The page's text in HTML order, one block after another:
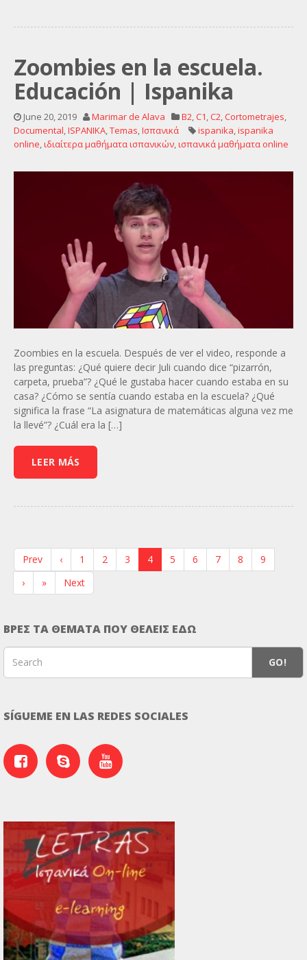
Zoombies en la escuela.
Educación | Ispanika
June 20, 2019 Marimar de Alava B2, C1, C2, Cortometrajes,
Documental,ISPANIKA,Temas,Ισπανικά ispanika,ispanika
online,ιδιαίτερα μαθήματα ισπανικών,ισπανικά μαθήματα online
Zoombies en la escuela. Después de ver el video, responde a
las preguntas: ¿Qué quiere decir Juli cuando dice “pizarrón,
carpeta, prueba”? ¿Qué le gustaba hacer cuando estaba en su
casa? ¿Cómo se sentía cuando estaba en la escuela? ¿Qué
significa la frase “La asignatura de matemáticas alguna vez me
la llevé”? ¿Cuál era la […]
LEER MÁS
Prev ‹ 1 2 3 4 5 6 7 8
9
›
» Next
ΒΡΕΣ ΤΑ ΘΕΜΑΤΑ ΠΟΥ ΘΕΛΕΙΣ ΕΔΩ
GO!
SÍGUEME EN LAS REDES SOCIALES